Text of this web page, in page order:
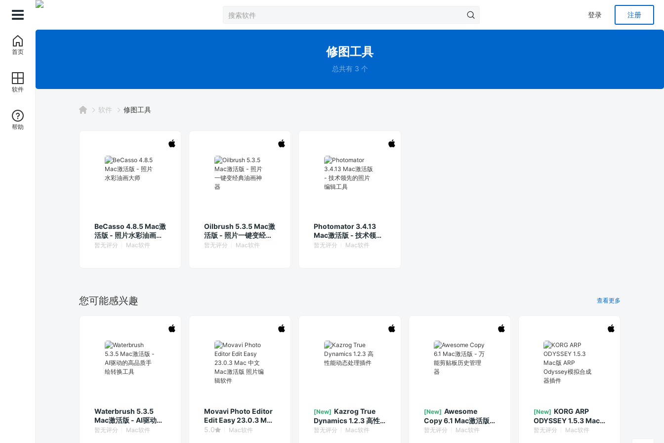
登录 注册
修图工具
总共有 3 个
软件 修图工具
BeCasso 4.8.5 Mac激
活版 - 照片水彩油画大
师
暂无评分 Mac软件
Oilbrush 5.3.5 Mac激
活版 - 照片一键变经典
油画神器
暂无评分 Mac软件
Photomator 3.4.13
Mac激活版 - 技术领先
的照片编辑工具
暂无评分 Mac软件
您可能感兴趣 查看更多
Waterbrush 5.3.5
Mac激活版 - AI驱动的
高品质手绘转换工具
暂无评分 Mac软件
Movavi Photo Editor
Edit Easy 23.0.3 Mac
中文Mac激活版 照片编
5.0 Mac软件
[New] Kazrog True
Dynamics 1.2.3 高性
能动态处理插件
暂无评分 Mac软件
[New] Awesome
Copy 6.1 Mac激活版 -
万能剪贴板历史管理器
暂无评分 Mac软件
[New] KORG ARP
ODYSSEY 1.5.3 Mac
版 ARP Odyssey模拟
暂无评分 Mac软件
首页
软件
帮助